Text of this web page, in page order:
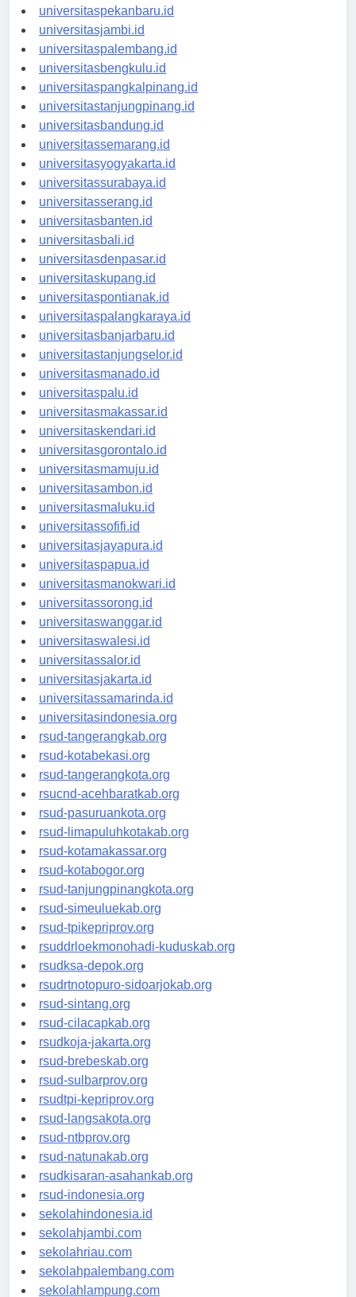
universitaspadang.id
universitaspekanbaru.id
universitasjambi.id
universitaspalembang.id
universitasbengkulu.id
universitaspangkalpinang.id
universitastanjungpinang.id
universitasbandung.id
universitassemarang.id
universitasyogyakarta.id
universitassurabaya.id
universitasserang.id
universitasbanten.id
universitasbali.id
universitasdenpasar.id
universitaskupang.id
universitaspontianak.id
universitaspalangkaraya.id
universitasbanjarbaru.id
universitastanjungselor.id
universitasmanado.id
universitaspalu.id
universitasmakassar.id
universitaskendari.id
universitasgorontalo.id
universitasmamuju.id
universitasambon.id
universitasmaluku.id
universitassofifi.id
universitasjayapura.id
universitaspapua.id
universitasmanokwari.id
universitassorong.id
universitaswanggar.id
universitaswalesi.id
universitassalor.id
universitasjakarta.id
universitassamarinda.id
universitasindonesia.org
rsud-tangerangkab.org
rsud-kotabekasi.org
rsud-tangerangkota.org
rsucnd-acehbaratkab.org
rsud-pasuruankota.org
rsud-limapuluhkotakab.org
rsud-kotamakassar.org
rsud-kotabogor.org
rsud-tanjungpinangkota.org
rsud-simeuluekab.org
rsud-tpikepriprov.org
rsuddrloekmonohadi-kuduskab.org
rsudksa-depok.org
rsudrtnotopuro-sidoarjokab.org
rsud-sintang.org
rsud-cilacapkab.org
rsudkoja-jakarta.org
rsud-brebeskab.org
rsud-sulbarprov.org
rsudtpi-kepriprov.org
rsud-langsakota.org
rsud-ntbprov.org
rsud-natunakab.org
rsudkisaran-asahankab.org
rsud-indonesia.org
sekolahindonesia.id
sekolahjambi.com
sekolahriau.com
sekolahpalembang.com